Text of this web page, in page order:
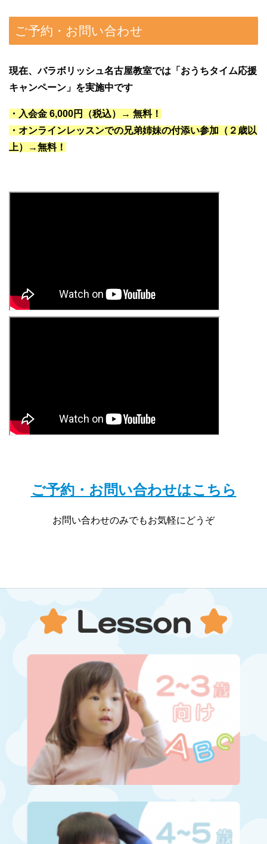
ご予約・お問い合わせ
現在、バラボリッシュ名古屋教室では「おうちタイム応援
キャンペーン」 を実施中です
・入会金 6,000円（税込）→ 無料！
・オンラインレッスンでの兄弟姉妹の付添い参加（２歳以
上）→無料 ！
ご予約・お問い合わせはこちら
お問い合わせのみでもお気軽にどうぞ